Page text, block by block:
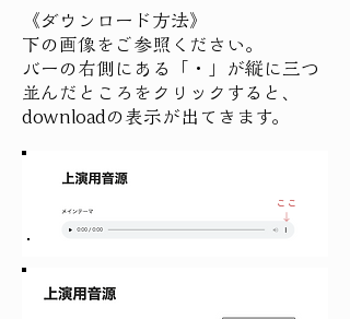
《ダウンロード方法》
下の画像をご参照ください。
バーの右側にある「・」が縦に三つ
並んだところをクリックすると、
downloadの表示が出てきます。
ここ
↓